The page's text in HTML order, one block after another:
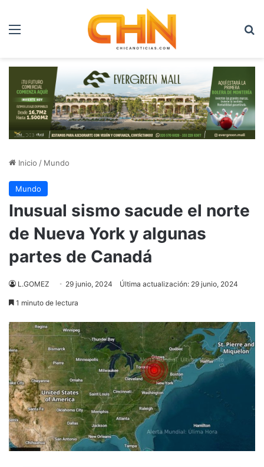
Menú
Inicio / Mundo
Mundo
Inusual sismo sacude el norte
de Nueva York y algunas
partes de Canadá
L.GOMEZ 29 junio, 2024 Última actualización: 29 junio, 2024
1 minuto de lectura